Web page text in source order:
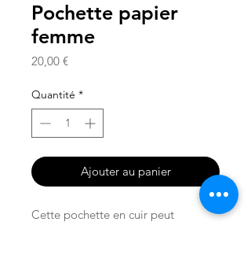
Pochette papier
femme
20,00 €Prix
Quantité *
Ajouter au panier
Cette pochette en cuir peut